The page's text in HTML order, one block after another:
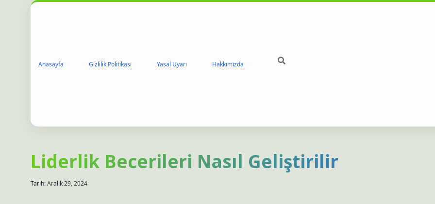
Anasayfa Gizlilik Politikası Yasal Uyarı Hakkımızda
Liderlik Becerileri Nasıl Geliştirilir
Tarih: Aralık 29, 2024